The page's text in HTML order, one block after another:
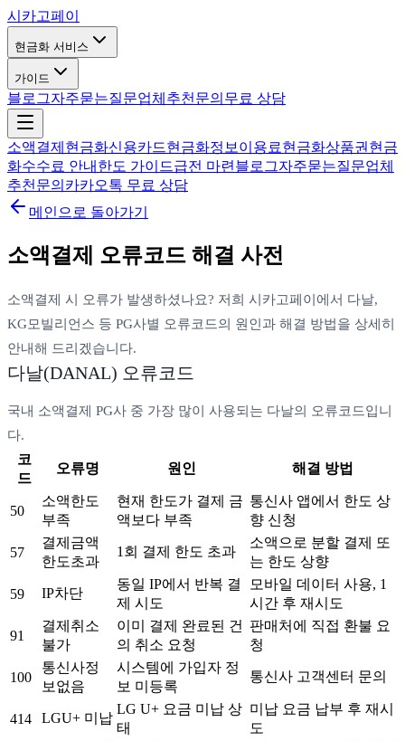
시카고페이
현금화 서비스
가이드
블로그자주묻는질문업체추천 문의 무료 상담
소액결제현금화신용카드현금화정보이용료현금화상품권현금
화수수료 안내 한도 가이드급전 마련 블로그자주묻는질문업체
추천 문의 카카오톡 무료 상담
메인으로 돌아가기
소액결제 오류코드 해결 사전
소액결제 시 오류가 발생하셨나요? 저희 시카고페이에서 다날,
KG모빌리언스 등 PG사별 오류코드의 원인과 해결 방법을 상세히
안내해 드리겠습니다.
다날(DANAL) 오류코드
국내 소액결제 PG사 중 가장 많이 사용되는 다날의 오류코드입니
다.
코
드
오류명 원인 해결 방법
50
소액한도
부족
현재 한도가 결제 금
액보다 부족
통신사 앱에서 한도 상
향 신청
57
결제금액
한도초과
1회 결제 한도 초과
소액으로 분할 결제 또
는 한도 상향
59 IP차단
동일 IP에서 반복 결
제 시도
모바일 데이터 사용, 1
시간 후 재시도
91
결제취소
불가
이미 결제 완료된 건
의 취소 요청
판매처에 직접 환불 요
청
100
통신사정
보없음
시스템에 가입자 정
보 미등록
통신사 고객센터 문의
414 LGU+ 미납
LG U+ 요금 미납 상
태
미납 요금 납부 후 재시
도